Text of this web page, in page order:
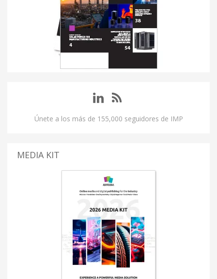
Únete a los más de 155,000 seguidores de IMP
MEDIA KIT